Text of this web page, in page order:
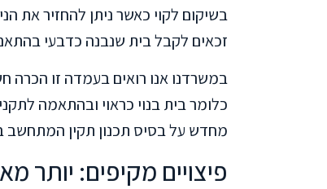
בשיקום לקוי כאשר ניתן להחזיר את
זכאים לקבל בית שנבנה כדבעי
במשרדנו אנו רואים בעמדה זו הכרה
כלומר בית בנוי כראוי ובהתאמה
מחדש על בסיס תכנון תקין המתחשב
פיצויים מקיפים: יותר